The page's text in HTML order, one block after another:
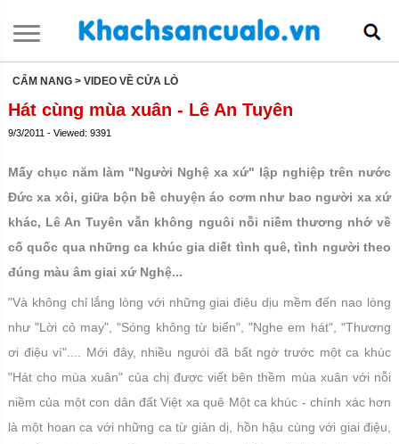
CẨM NANG > VIDEO VỀ CỬA LÒ
Hát cùng mùa xuân - Lê An Tuyên
9/3/2011 - Viewed: 9391
Mấy chục năm làm "Người Nghệ xa xứ" lập nghiệp trên nước
Đức xa xôi, giữa bộn bề chuyện áo cơm như bao người xa xứ
khác, Lê An Tuyên vẫn không nguôi nỗi niềm thương nhớ về
cố quốc qua những ca khúc gia diết tình quê, tình người theo
đúng màu âm giai xứ Nghệ...
"Và không chỉ lắng lòng với những giai điệu dịu mềm đến nao lòng
như "Lời cỏ may", "Sóng không từ biển", "Nghe em hát", "Thương
ơi điệu ví".... Mới đây, nhiều ngưòi đã bất ngờ trước một ca khúc
"Hát cho mùa xuân" của chị được viết bên thềm mùa xuân với nỗi
niềm của một con dân đất Việt xa quê Một ca khúc - chính xác hơn
là một hoan ca với những ca từ giản dị, hồn hậu cùng với giai điệu,